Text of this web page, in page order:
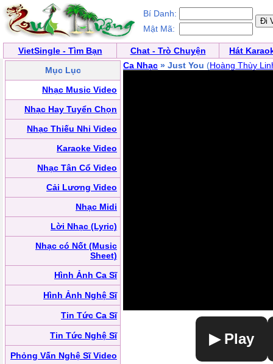
Bí Danh:
Mật Mã:
VietSingle - Tìm Bạn Chat - Trò Chuyện
Hát
Mục Lục
Nhạc Music Video
Nhạc Hay Tuyển Chọn
Nhạc Thiếu Nhi Video
Karaoke Video
Nhạc Tân Cổ Video
Cải Lương Video
Nhạc Midi
Lời Nhạc (Lyric)
Nhạc có Nốt (Music
Sheet)
Hình Ảnh Ca Sĩ
Hình Ảnh Nghệ Sĩ
Tin Tức Ca Sĩ
Tin Tức Nghệ Sĩ
Phỏng Vấn Nghệ Sĩ Video
Ca Nhạc » Just You (Hoàng Thùy
▶ Play